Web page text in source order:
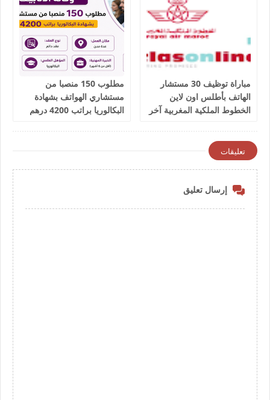
مباراة توظيف 30 مستشار
الهاتف بأطلس اون لاين
الخطوط الملكية المغربية آخر
مطلوب 150 منصبا من
مستشاري الهواتف بشهادة
البكالوريا براتب 4200 درهم
تعليقات
إرسال تعليق